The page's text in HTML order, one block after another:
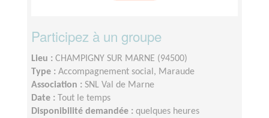
Participez à un groupe
Lieu : CHAMPIGNY SUR MARNE (94500)
Type : Accompagnement social, Maraude
Association : SNL Val de Marne
Date :
Tout le temps
Disponibilité demandée : quelques heures